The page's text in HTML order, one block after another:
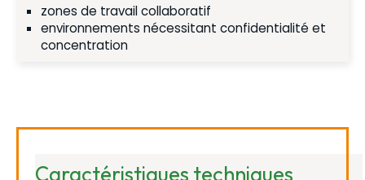
zones de travail collaboratif
environnements nécessitant confidentialité et
concentration
Caractéristiques techniques